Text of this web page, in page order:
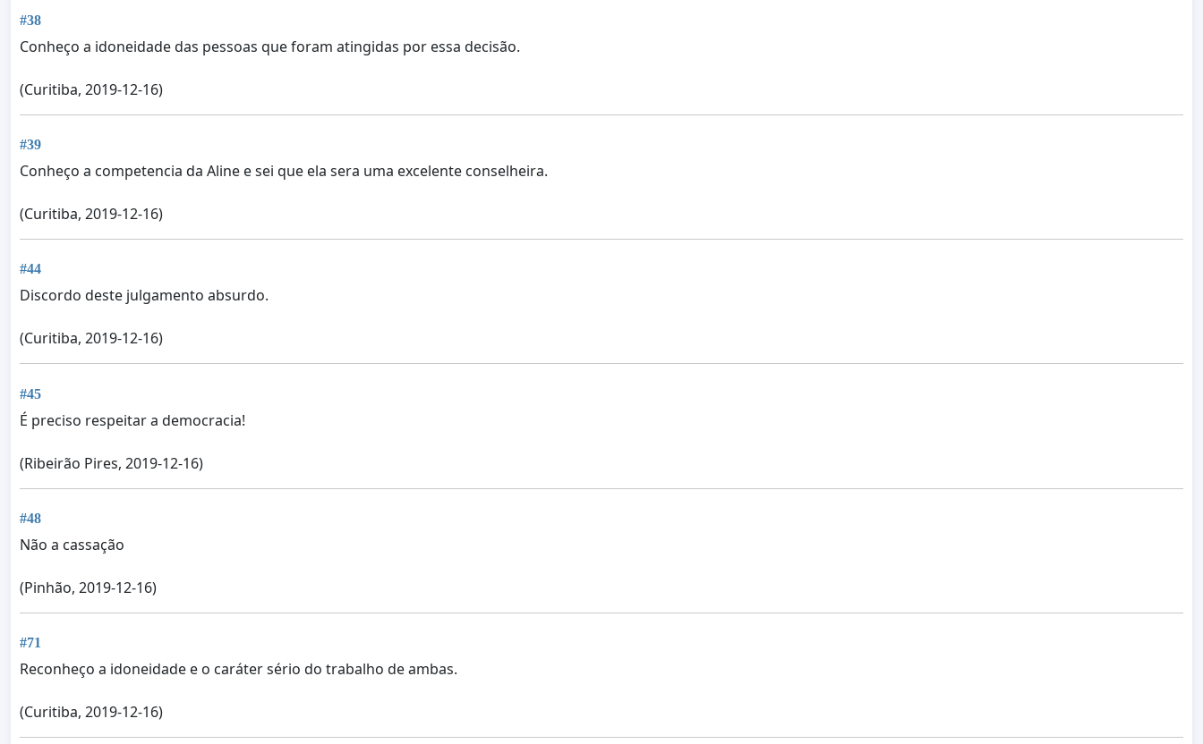
#38
Conheço a idoneidade das pessoas que foram atingidas por essa decisão.
(Curitiba, 2019-12-16)
#39
Conheço a competencia da Aline e sei que ela sera uma excelente conselheira.
(Curitiba, 2019-12-16)
#44
Discordo deste julgamento absurdo.
(Curitiba, 2019-12-16)
#45
É preciso respeitar a democracia!
(Ribeirão Pires, 2019-12-16)
#48
Não a cassação
(Pinhão, 2019-12-16)
#71
Reconheço a idoneidade e o caráter sério do trabalho de ambas.
(Curitiba, 2019-12-16)